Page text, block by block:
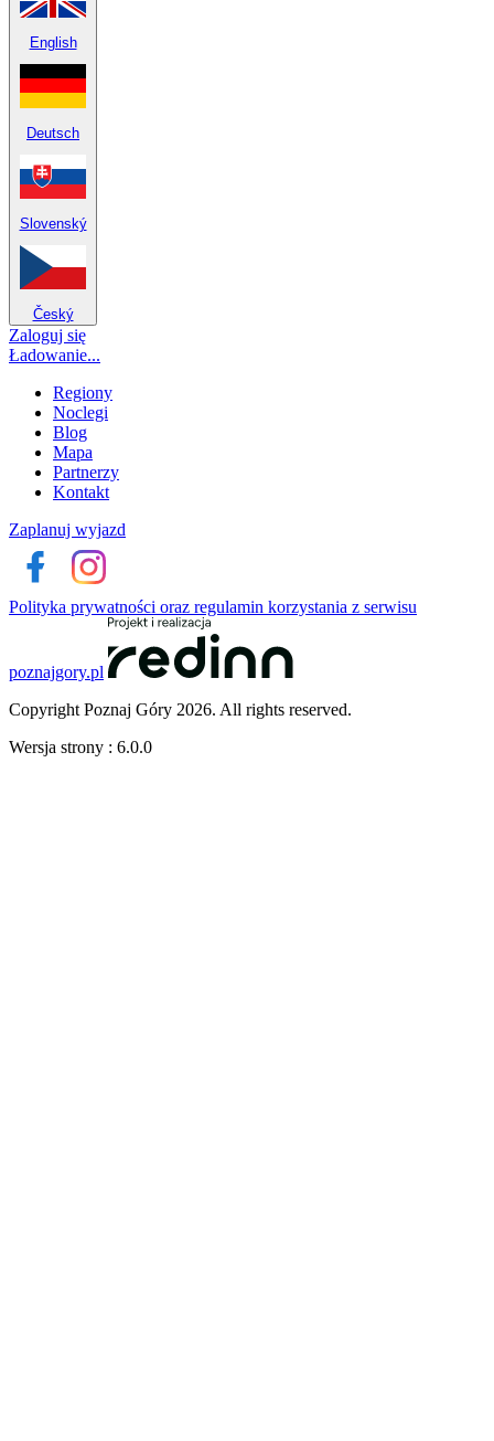
English
Deutsch
Slovenský
Český
Zaloguj się
Ładowanie...
Regiony
Noclegi
Blog
Mapa
Partnerzy
Kontakt
Zaplanuj wyjazd
Polityka prywatności oraz regulamin korzystania z serwisu
poznajgory.pl
Copyright Poznaj Góry 2026. All rights reserved.
Wersja strony : 6.0.0